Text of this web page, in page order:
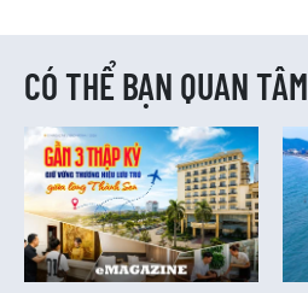
CÓ THỂ BẠN QUAN TÂM